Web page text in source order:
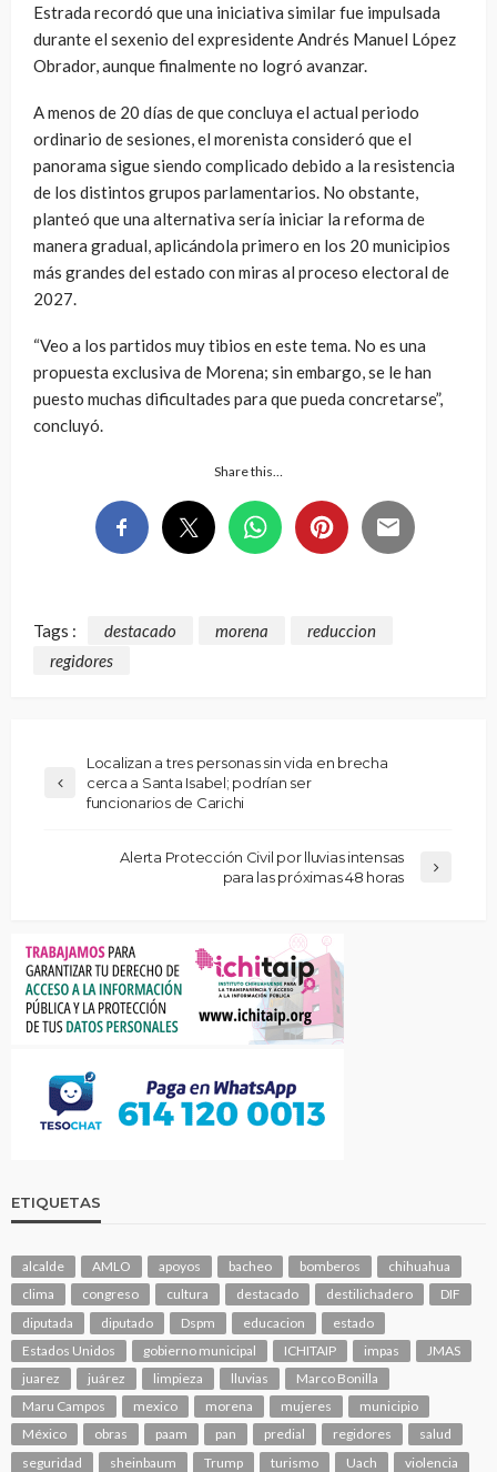
Estrada recordó que una iniciativa similar fue impulsada
durante el sexenio del expresidente Andrés Manuel López
Obrador, aunque finalmente no logró avanzar.
A menos de 20 días de que concluya el actual periodo
ordinario de sesiones, el morenista consideró que el
panorama sigue siendo complicado debido a la resistencia
de los distintos grupos parlamentarios. No obstante,
planteó que una alternativa sería iniciar la reforma de
manera gradual, aplicándola primero en los 20 municipios
más grandes del estado con miras al proceso electoral de
2027.
“Veo a los partidos muy tibios en este tema. No es una
propuesta exclusiva de Morena; sin embargo, se le han
puesto muchas dificultades para que pueda concretarse”,
concluyó.
Share this…
Tags : destacado morena
reduccion
regidores
Localizan a tres personas sin vida en brecha
cerca a Santa Isabel; podrían ser
funcionarios de Carichi
Alerta Protección Civil por lluvias intensas
para las próximas 48 horas
ETIQUETAS
alcalde AMLO apoyos bacheo bomberos
chihuahua
clima
congreso cultura destacado destilichadero
DIF
diputada
diputado Dspm educacion
estado
Estados Unidos
gobierno municipal ICHITAIP impas
JMAS
juarez
juárez limpieza lluvias
Marco Bonilla
Maru Campos
mexico morena mujeres
municipio
México
obras paam pan predial regidores
salud
seguridad
sheinbaum Trump turismo Uach violencia